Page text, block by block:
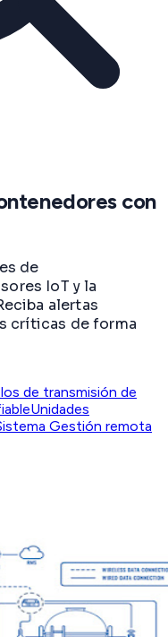
con
de
IoT y la
alertas
críticas de forma
de transmisión de
Unidades
Gestión remota